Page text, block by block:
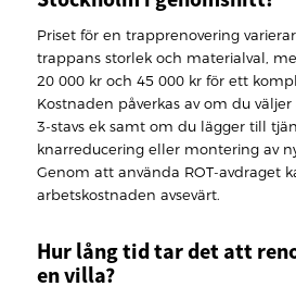
Priset för en trapprenovering
trappans storlek och materialval,
20 000 kr och 45 000 kr för ett
Kostnaden påverkas av om du
3-stavs ek samt om du lägger till
knarreducering eller montering av
Genom att använda ROT-avdraget
arbetskostnaden avsevärt.
Hur lång tid tar det att
en villa?